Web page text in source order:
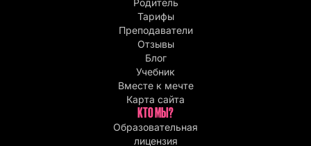
Родитель
Тарифы
Преподаватели
Отзывы
Блог
Учебник
Вместе к мечте
Карта сайта
КТО МЫ?
Образовательная
лицензия